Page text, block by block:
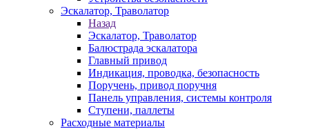
Эскалатор, Траволатор
Назад
Эскалатор, Траволатор
Балюстрада эскалатора
Главный привод
Индикация, проводка, безопасность
Поручень, привод поручня
Панель управления, системы контроля
Ступени, паллеты
Расходные материалы